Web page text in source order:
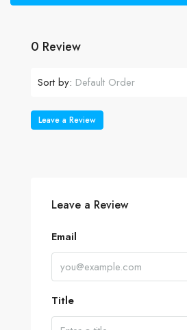
0 Review
Sort by: Default Order
Leave a Review
Leave a Review
Email
Title